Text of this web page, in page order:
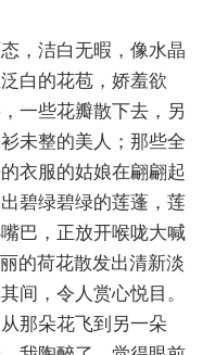
，洁白无暇，像水晶
白的花苞，娇羞欲
一些花瓣散下去，另
未整的美人；那些全
衣服的姑娘在翩翩起
碧绿碧绿的莲蓬，莲
巴，正放开喉咙大喊
的荷花散发出清新淡
间，令人赏心悦目。
那朵花飞到另一朵